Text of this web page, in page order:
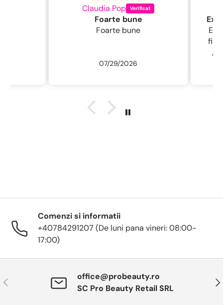
Claudia Pop
Foarte bune
Foarte bune
07/29/2026
Excelentă
fin ,
/
Comenzi si informatii
+40784291207 (De luni pana vineri: 08:00-
17:00)
Anterior
office@probeauty.ro
SC Pro Beauty Retail SRL